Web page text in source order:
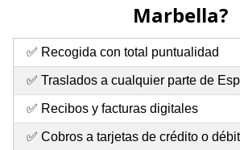
Marbella?
✅ Recogida con total puntualidad
✅ Traslados a cualquier parte de
✅ Recibos y facturas digitales
✅ Cobros a tarjetas de crédito o